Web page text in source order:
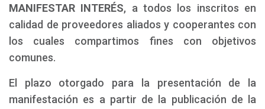
MANIFESTAR INTERÉS, a todos los inscritos en
calidad de proveedores aliados y cooperantes con
los cuales compartimos fines con objetivos
comunes.
El plazo otorgado para la presentación de la
manifestación es a partir de la publicación de la